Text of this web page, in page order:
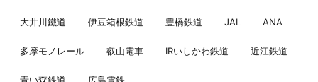
大井川鐵道 伊豆箱根鉄道 豊橋鉄道 JAL ANA
多摩モノレール 叡山電車 IRいしかわ鉄道 近江鉄道